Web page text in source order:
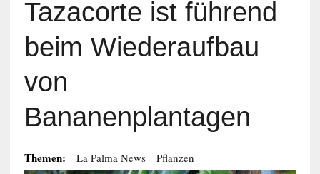
Tazacorte ist führend
beim Wiederaufbau
von
Bananenplantagen
Themen: La Palma News Pflanzen